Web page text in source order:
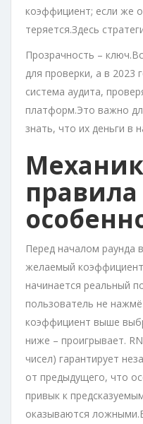
коэффициент; если же
теряется.Здесь
Прозрачность –
для проверки, а в 2023
система аудита,
платформ.Это важно
знать, что их деньги в
Перед началом раунда
желаемый
начинается реальный
пользователь не
коэффициент выше
ниже – проигрывает.
чисел) гарантирует
от предыдущего, что
привык к
оказываются